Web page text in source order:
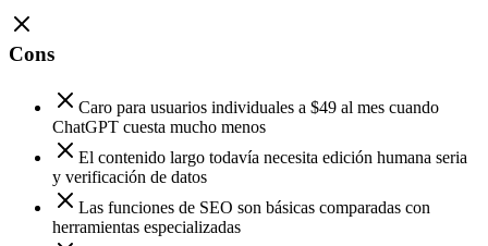
Cons
Caro para usuarios individuales a $49 al mes cuando
ChatGPT cuesta mucho menos
El contenido largo todavía necesita edición humana seria
y verificación de datos
Las funciones de SEO son básicas comparadas con
herramientas especializadas